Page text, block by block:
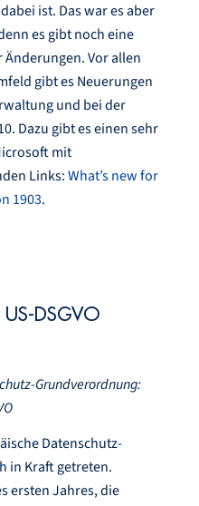
ist. Das war es aber
es gibt noch eine
Vor allen
gibt es Neuerungen
und bei der
Dazu gibt es einen sehr
mit
Links:What’s new for
1903.
DSGVO
Grundverordnung:
Datenschutz-
in Kraft getreten.
ersten Jahres, die